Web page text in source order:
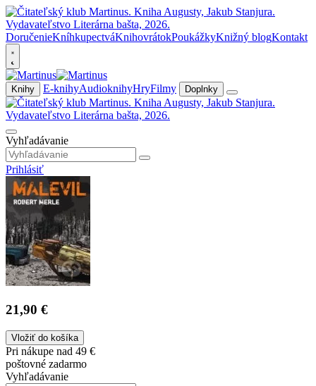
DoručenieKníhkupectváKnihovrátokPoukážkyKnižný blogKontakt
Knihy E-knihyAudioknihyHryFilmy Doplnky
Vyhľadávanie
Prihlásiť
21,90 €
Vložiť do košíka
Pri nákupe nad 49 €
poštovné zadarmo
Vyhľadávanie